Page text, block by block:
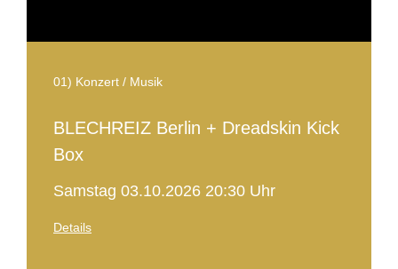
01) Konzert / Musik
BLECHREIZ Berlin + Dreadskin Kick
Box
Samstag 03.10.2026 20:30 Uhr
Details